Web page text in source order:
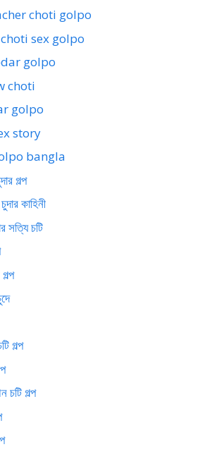
choti golpo
sex golpo
golpo
choti
golpo
story
bangla
গল্প
কাহিনী
সত্যি চটি
গল্প
চটি গল্প